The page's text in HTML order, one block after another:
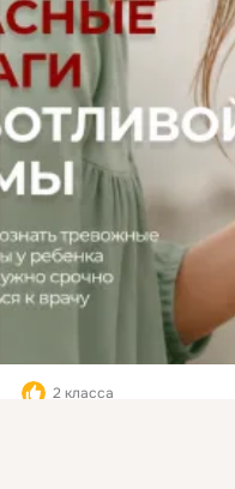
2 класса